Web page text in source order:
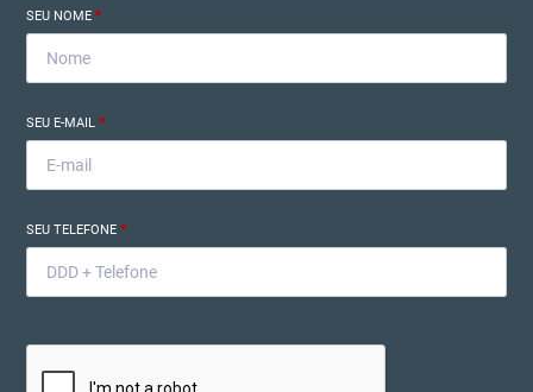
SEU NOME*
SEU E-MAIL*
SEU TELEFONE*